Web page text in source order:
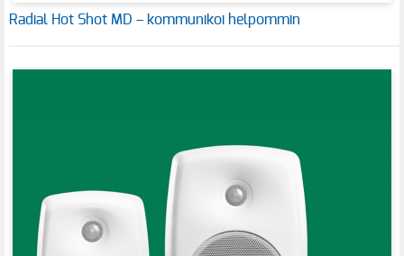
Radial Hot Shot MD – kommunikoi helpommin